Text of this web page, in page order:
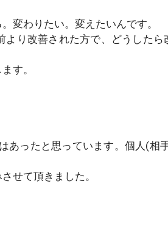
変わりたい。変えたいんです。
り改善された方で、どうしたら
す。
あったと思っています。個人(相
せて頂きました。